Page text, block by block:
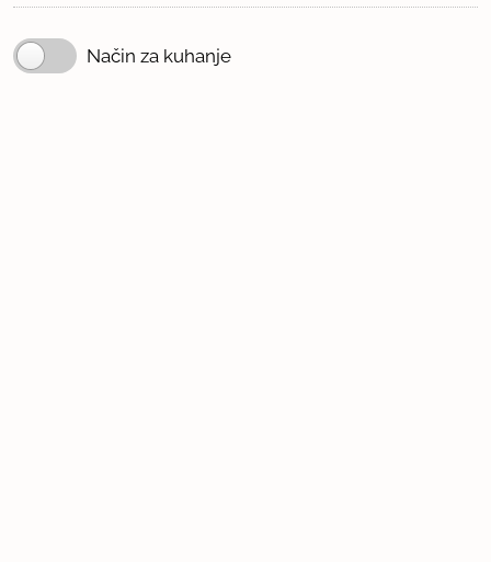
Način za kuhanje